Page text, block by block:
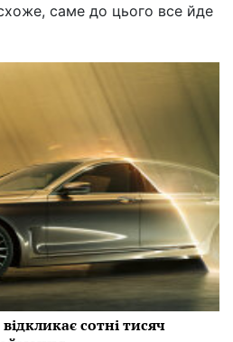
саме до цього все йде
сотні тисяч